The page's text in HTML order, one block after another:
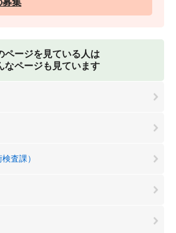
ページを見ている人は
なページも見ています
査課）